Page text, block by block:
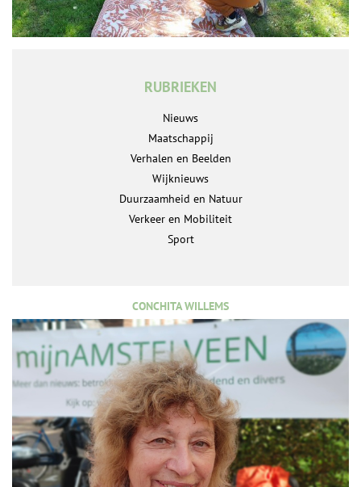
RUBRIEKEN
Nieuws
Maatschappij
Verhalen en Beelden
Wijknieuws
Duurzaamheid en Natuur
Verkeer en Mobiliteit
Sport
CONCHITA WILLEMS